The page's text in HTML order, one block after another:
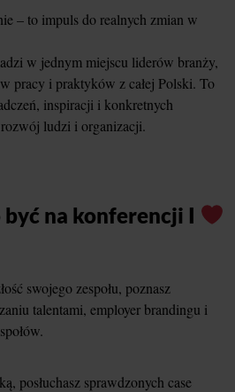
– to impuls do realnych zmian w
w jednym miejscu liderów branży,
pracy i praktyków z całej Polski. To
inspiracji i konkretnych
ludzi i organizacji.
na konferencji I
swojego zespołu, poznasz
talentami, employer brandingu i
posłuchasz sprawdzonych case